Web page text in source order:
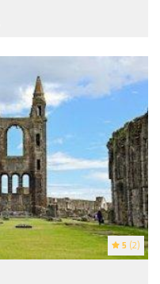
5 (2)